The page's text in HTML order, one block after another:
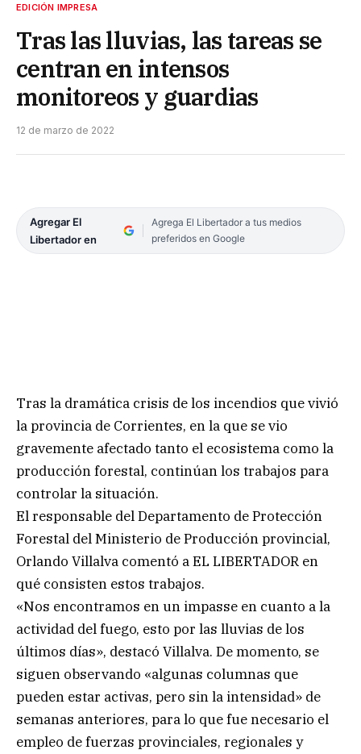
EDICIÓN IMPRESA
Tras las lluvias, las tareas se
centran en intensos
monitoreos y guardias
12 de marzo de 2022
Agregar El
Libertador en
Agrega El Libertador a tus medios
preferidos en Google
Tras la dramática crisis de los incendios que vivió
la provincia de Corrientes, en la que se vio
gravemente afectado tanto el ecosistema como la
producción forestal, continúan los trabajos para
controlar la situación.
El responsable del Departamento de Protección
Forestal del Ministerio de Producción provincial,
Orlando Villalva comentó a EL LIBERTADOR en
qué consisten estos trabajos.
«Nos encontramos en un impasse en cuanto a la
actividad del fuego, esto por las lluvias de los
últimos días», destacó Villalva. De momento, se
siguen observando «algunas columnas que
pueden estar activas, pero sin la intensidad» de
semanas anteriores, para lo que fue necesario el
empleo de fuerzas provinciales, regionales y